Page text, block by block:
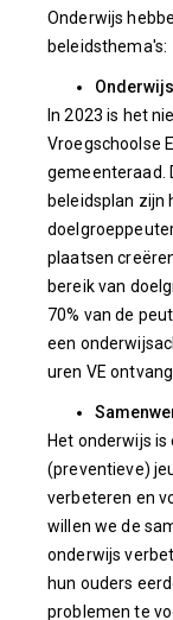
Onderwijs
beleidsthema's:
In 2023 is het
Vroegschoolse
gemeenteraad.
beleidsplan zijn
plaatsen
bereik van
70% van de
een
uren VE
Het onderwijs
(preventieve)
verbeteren en
willen we de
onderwijs
hun ouders
problemen te